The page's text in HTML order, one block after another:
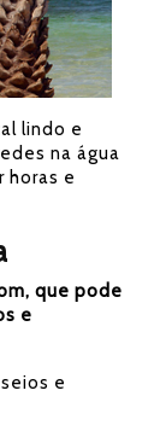
lindo e
na água
horas e
que pode
e
e